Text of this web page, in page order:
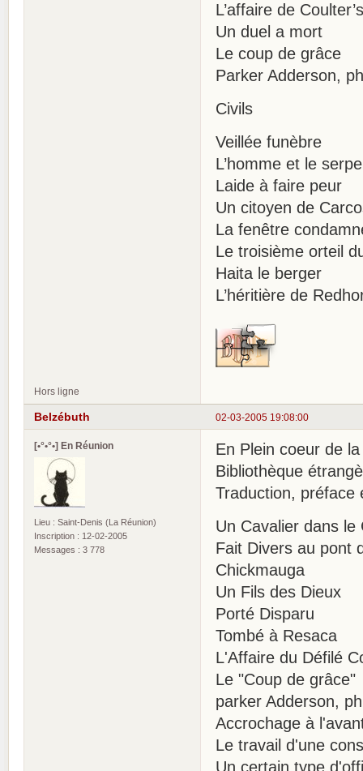
L’affaire de
Un duel a mort
Le coup de grâce
Parker Adderson,
Civils
Veillée funèbre
L’homme et le
Laide à faire peur
Un citoyen de
La fenêtre
Le troisième orteil
Haita le berger
L’héritière de
Hors ligne
02-03-2005 19:08:00
Belzébuth
[•°•°•] En Réunion
Lieu : Saint-Denis (La Réunion)
Inscription : 12-02-2005
Messages : 3 778
En Plein coeur de
Bibliothèque
Traduction, préface
Un Cavalier dans le
Fait Divers au pont
Chickmauga
Un Fils des Dieux
Porté Disparu
Tombé à Resaca
L'Affaire du Défilé
Le "Coup de grâce"
parker Adderson,
Accrochage à
Le travail d'une
Un certain type